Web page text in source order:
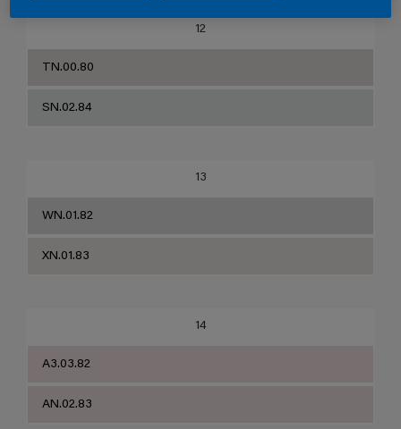
12
TN.00.80
SN.02.84
13
WN.01.82
XN.01.83
14
A3.03.82
AN.02.83